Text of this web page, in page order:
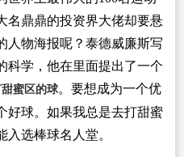
名鼎鼎的投资界大佬却要悬
人物海报呢？泰德威廉斯写
科学，他在里面提出了一个
蜜区的球。要想成为一个优
好球。如果我总是去打甜蜜
选棒球名人堂。